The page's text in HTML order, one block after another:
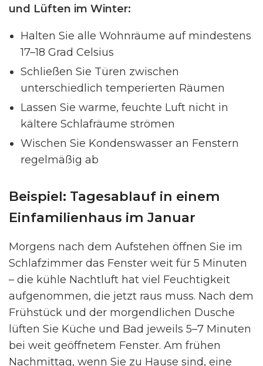
und Lüften im Winter:
Halten Sie alle Wohnräume auf mindestens
17–18 Grad Celsius
Schließen Sie Türen zwischen
unterschiedlich temperierten Räumen
Lassen Sie warme, feuchte Luft nicht in
kältere Schlafräume strömen
Wischen Sie Kondenswasser an Fenstern
regelmäßig ab
Beispiel: Tagesablauf in einem
Einfamilienhaus im Januar
Morgens nach dem Aufstehen öffnen Sie im
Schlafzimmer das Fenster weit für 5 Minuten
– die kühle Nachtluft hat viel Feuchtigkeit
aufgenommen, die jetzt raus muss. Nach dem
Frühstück und der morgendlichen Dusche
lüften Sie Küche und Bad jeweils 5–7 Minuten
bei weit geöffnetem Fenster. Am frühen
Nachmittag, wenn Sie zu Hause sind, eine